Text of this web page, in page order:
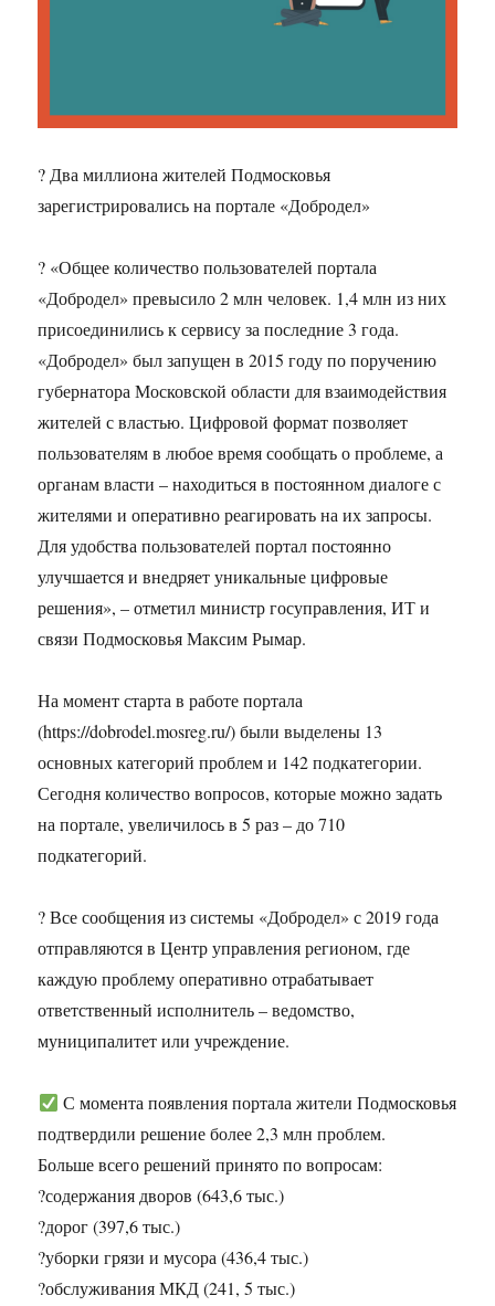
? Два миллиона жителей Подмосковья
зарегистрировались на портале «Добродел»
? «Общее количество пользователей портала
«Добродел» превысило 2 млн человек. 1,4 млн из них
присоединились к сервису за последние 3 года.
«Добродел» был запущен в 2015 году по поручению
губернатора Московской области для взаимодействия
жителей с властью. Цифровой формат позволяет
пользователям в любое время сообщать о проблеме, а
органам власти – находиться в постоянном диалоге с
жителями и оперативно реагировать на их запросы.
Для удобства пользователей портал постоянно
улучшается и внедряет уникальные цифровые
решения», – отметил министр госуправления, ИТ и
связи Подмосковья Максим Рымар.
На момент старта в работе портала
(https://dobrodel.mosreg.ru/) были выделены 13
основных категорий проблем и 142 подкатегории.
Сегодня количество вопросов, которые можно задать
на портале, увеличилось в 5 раз – до 710
подкатегорий.
? Все сообщения из системы «Добродел» с 2019 года
отправляются в Центр управления регионом, где
каждую проблему оперативно отрабатывает
ответственный исполнитель – ведомство,
муниципалитет или учреждение.
С момента появления портала жители Подмосковья
подтвердили решение более 2,3 млн проблем.
Больше всего решений принято по вопросам:
?содержания дворов (643,6 тыс.)
?дорог (397,6 тыс.)
?уборки грязи и мусора (436,4 тыс.)
?обслуживания МКД (241, 5 тыс.)